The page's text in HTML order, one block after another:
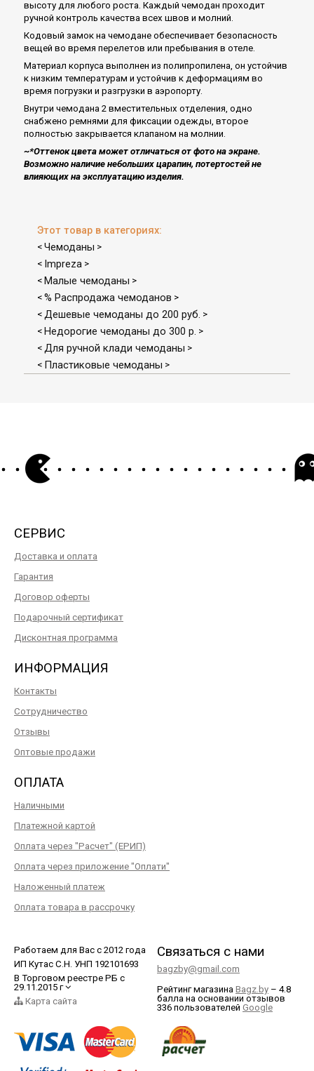
высоту для любого роста. Каждый чемодан проходит
ручной контроль качества всех швов и молний.
Кодовый замок на чемодане обеспечивает безопасность
вещей во время перелетов или пребывания в отеле.
Материал корпуса выполнен из полипропилена, он устойчив
к низким температурам и устойчив к деформациям во
время погрузки и разгрузки в аэропорту.
Внутри чемодана 2 вместительных отделения, одно
снабжено ремнями для фиксации одежды, второе
полностью закрывается клапаном на молнии.
~*Оттенок цвета может отличаться от фото на экране.
Возможно наличие небольших царапин, потертостей не
влияющих на эксплуатацию изделия.
Этот товар в категориях:
< Чемоданы >
< Impreza >
< Малые чемоданы >
< % Распродажа чемоданов >
< Дешевые чемоданы до 200 руб. >
< Недорогие чемоданы до 300 р. >
< Для ручной клади чемоданы >
< Пластиковые чемоданы >
СЕРВИС
Доставка и оплата
Гарантия
Договор оферты
Подарочный сертификат
Дисконтная программа
ИНФОРМАЦИЯ
Контакты
Сотрудничество
Отзывы
Оптовые продажи
ОПЛАТА
Наличными
Платежной картой
Оплата через "Расчет" (ЕРИП)
Оплата через приложение "Оплати"
Наложенный платеж
Оплата товара в рассрочку
Работаем для Вас с 2012 года
ИП Кутас С.Н. УНП 192101693
В Торговом реестре РБ с
29.11.2015 г
Карта сайта
Связаться с нами
bagzby@gmail.com
Рейтинг магазина Bagz.by – 4.8
балла на основании отзывов
336 пользователей Google